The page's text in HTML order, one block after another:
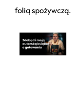
folią spożywczą.